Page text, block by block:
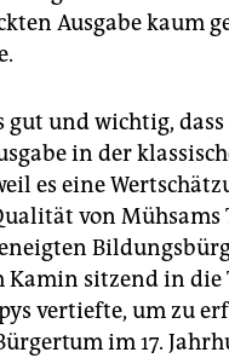
Ausgabe kaum
gut und wichtig, dass
in der
es eine
von Mühsams
Kamin sitzend in die
vertiefte, um zu
im 17.